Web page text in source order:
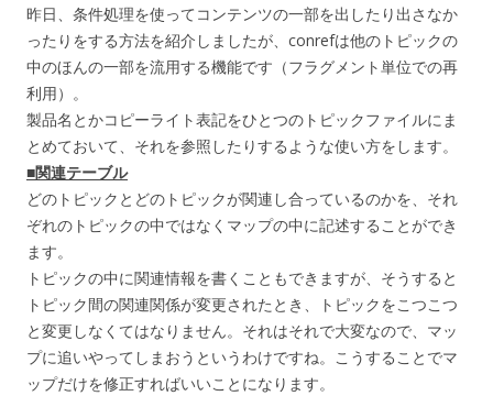
昨日、条件処理を使ってコンテンツの一部を出したり出さなか
ったりをする方法を紹介しましたが、conrefは他のトピックの
中のほんの一部を流用する機能です（フラグメント単位での再
利用）。
製品名とかコピーライト表記をひとつのトピックファイルにま
とめておいて、それを参照したりするような使い方をします。
■関連テーブル
どのトピックとどのトピックが関連し合っているのかを、それ
ぞれのトピックの中ではなくマップの中に記述することができ
ます。
トピックの中に関連情報を書くこともできますが、そうすると
トピック間の関連関係が変更されたとき、トピックをこつこつ
と変更しなくてはなりません。それはそれで大変なので、マッ
プに追いやってしまおうというわけですね。こうすることでマ
ップだけを修正すればいいことになります。